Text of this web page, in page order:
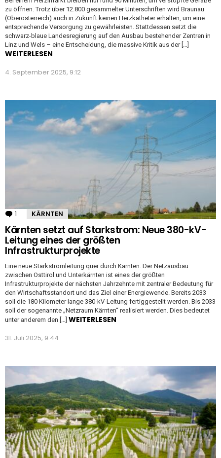
zu öffnen. Trotz über 12.800 gesammelter Unterschriften wird Braunau
(Oberösterreich) auch in Zukunft keinen Herzkatheter erhalten, um eine
entsprechende Versorgung zu gewährleisten. Stattdessen setzt die
schwarz-blaue Landesregierung auf den Ausbau bestehender Zentren in
Linz und Wels – eine Entscheidung, die massive Kritik aus der […]
WEITERLESEN
4. September 2025, 9:12
1 Kommentar
KÄRNTEN
Kärnten setzt auf Starkstrom: Neue 380-kV-
Leitung eines der größten
Infrastrukturprojekte
Eine neue Starkstromleitung quer durch Kärnten: Der Netzausbau
zwischen Osttirol und Unterkärnten ist eines der größten
Infrastrukturprojekte der nächsten Jahrzehnte mit zentraler Bedeutung für
den Wirtschaftsstandort und das Ziel einer Energiewende. Bereits 2033
soll die 180 Kilometer lange 380-kV-Leitung fertiggestellt werden. Bis 2033
soll der sogenannte „Netzraum Kärnten“ realisiert werden. Dies bedeutet
unter anderem den […] WEITERLESEN
31. Juli 2025, 9:44